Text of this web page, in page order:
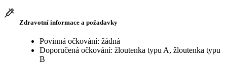
Zdravotní informace a požadavky
Povinná očkování: žádná
Doporučená očkování: žloutenka typu A, žloutenka typu
B